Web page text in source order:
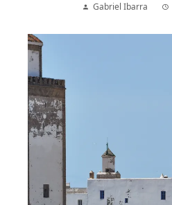
Gabriel Ibarra